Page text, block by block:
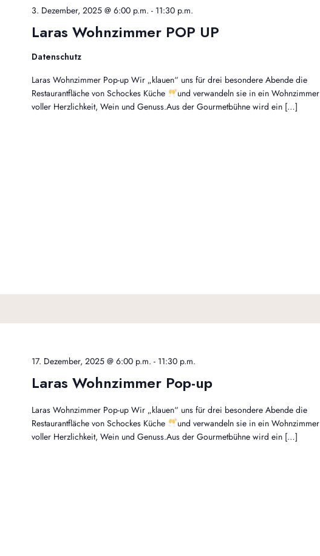
Laras Wohnzimmer POP UP
3. Dezember, 2025 @ 6:00 p.m. - 11:30 p.m.
Datenschutz
Laras Wohnzimmer Pop-up Wir „klauen“ uns für drei besondere Abende die
Restaurantfläche von Schockes Küche
und verwandeln sie in ein Wohnzimmer
voller Herzlichkeit, Wein und Genuss.Aus der Gourmetbühne wird ein […]
Laras Wohnzimmer Pop-up
17. Dezember, 2025 @ 6:00 p.m. - 11:30 p.m.
Laras Wohnzimmer Pop-up Wir „klauen“ uns für drei besondere Abende die
Restaurantfläche von Schockes Küche
und verwandeln sie in ein Wohnzimmer
voller Herzlichkeit, Wein und Genuss.Aus der Gourmetbühne wird ein […]